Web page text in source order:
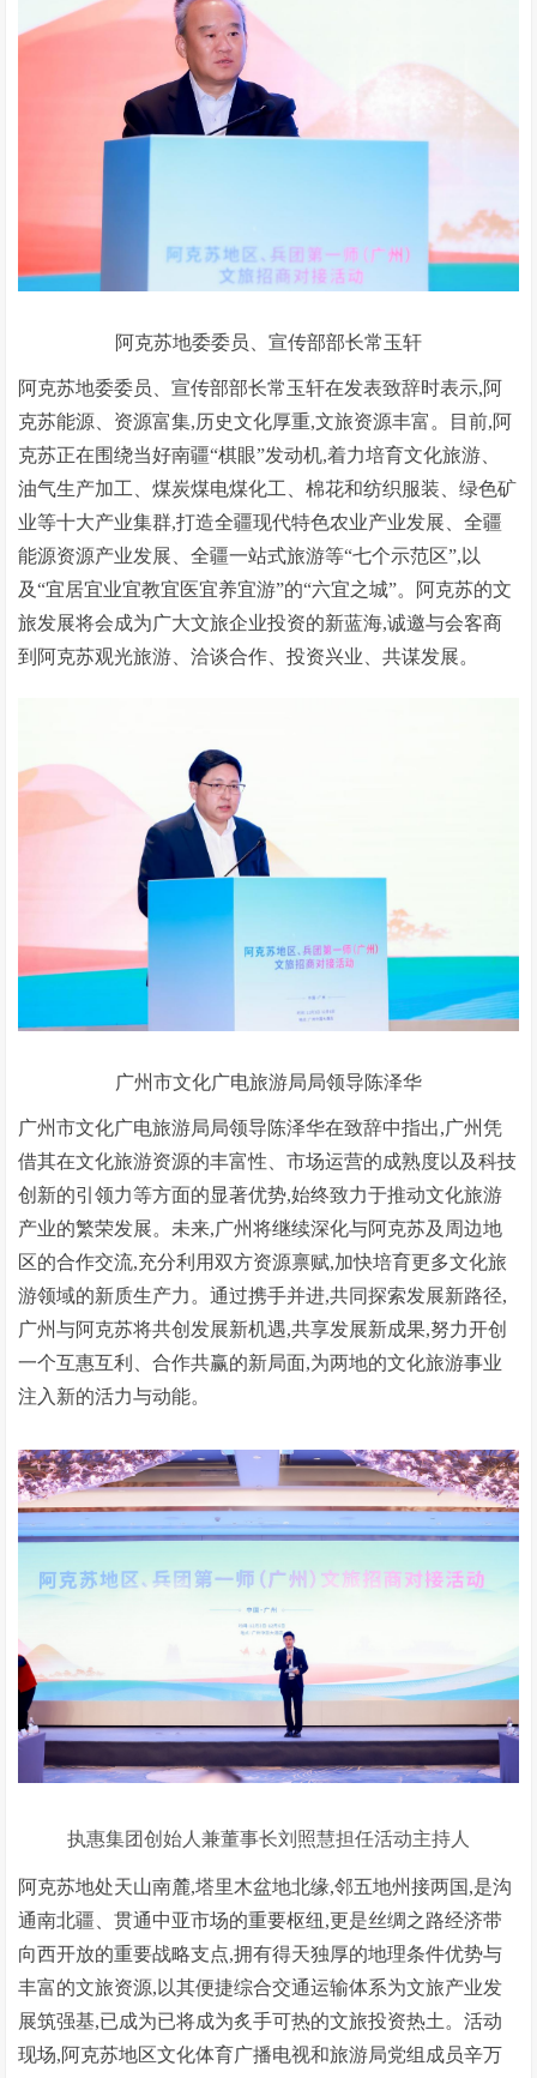
阿克苏地委委员、宣传部部长常玉轩
阿克苏地委委员、宣传部部长常玉轩在发表致辞时表示,阿
克苏能源、资源富集,历史文化厚重,文旅资源丰富。目前,阿
克苏正在围绕当好南疆“棋眼”发动机,着力培育文化旅游、
油气生产加工、煤炭煤电煤化工、棉花和纺织服装、绿色矿
业等十大产业集群,打造全疆现代特色农业产业发展、全疆
能源资源产业发展、全疆一站式旅游等“七个示范区”,以
及“宜居宜业宜教宜医宜养宜游”的“六宜之城”。阿克苏的文
旅发展将会成为广大文旅企业投资的新蓝海,诚邀与会客商
到阿克苏观光旅游、洽谈合作、投资兴业、共谋发展。
广州市文化广电旅游局局领导陈泽华
广州市文化广电旅游局局领导陈泽华在致辞中指出,广州凭
借其在文化旅游资源的丰富性、市场运营的成熟度以及科技
创新的引领力等方面的显著优势,始终致力于推动文化旅游
产业的繁荣发展。未来,广州将继续深化与阿克苏及周边地
区的合作交流,充分利用双方资源禀赋,加快培育更多文化旅
游领域的新质生产力。通过携手并进,共同探索发展新路径,
广州与阿克苏将共创发展新机遇,共享发展新成果,努力开创
一个互惠互利、合作共赢的新局面,为两地的文化旅游事业
注入新的活力与动能。
执惠集团创始人兼董事长刘照慧担任活动主持人
阿克苏地处天山南麓,塔里木盆地北缘,邻五地州接两国,是沟
通南北疆、贯通中亚市场的重要枢纽,更是丝绸之路经济带
向西开放的重要战略支点,拥有得天独厚的地理条件优势与
丰富的文旅资源,以其便捷综合交通运输体系为文旅产业发
展筑强基,已成为已将成为炙手可热的文旅投资热土。活动
现场,阿克苏地区文化体育广播电视和旅游局党组成员辛万